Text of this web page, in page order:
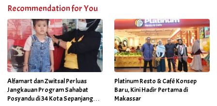
Recommendation for You
Alfamart dan Zwitsal Perluas
Jangkauan Program Sahabat
Posyandu di 34 Kota Sepanjang
Platinum Resto & Café Konsep
Baru, Kini Hadir Pertama di
Makassar